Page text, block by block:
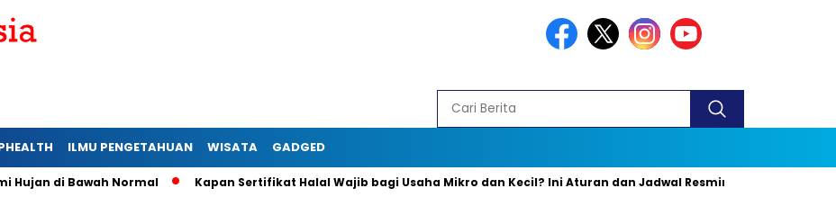
ILMU PENGETAHUAN WISATA GADGED
Normal Kapan Sertifikat Halal Wajib bagi Usaha Mikro dan Kecil? Ini Aturan dan Jadwal Resminya Banyak yang